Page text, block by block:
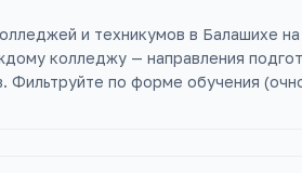
и техникумов в Балашихе
колледжу — направления
Фильтруйте по форме обучения